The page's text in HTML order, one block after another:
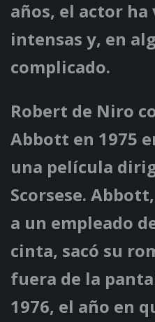
años, el actor
intensas y, en
complicado.
Robert de Niro
Abbott en 1975
una película
Scorsese.
a un empleado
cinta, sacó su
fuera de la
1976, el año en